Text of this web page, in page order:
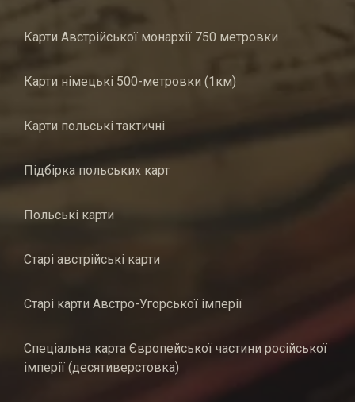
Карти Австрійської монархії 750 метровки
Карти німецькі 500-метровки (1км)
Карти польські тактичні
Підбірка польських карт
Польські карти
Старі австрійські карти
Старі карти Австро-Угорської імперії
Спеціальна карта Європейської частини російської
імперії (десятиверстовка)